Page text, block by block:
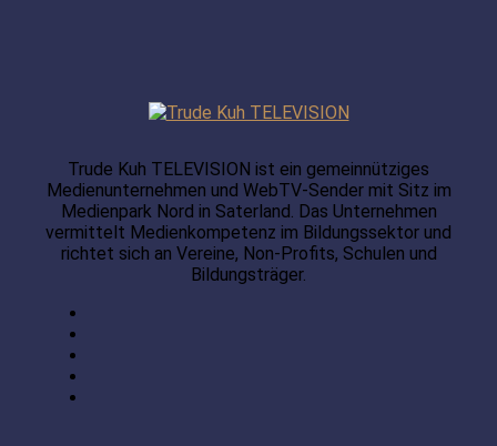
Trude Kuh TELEVISION ist ein gemeinnütziges
Medienunternehmen und WebTV-Sender mit Sitz im
Medienpark Nord in Saterland. Das Unternehmen
vermittelt Medienkompetenz im Bildungssektor und
richtet sich an Vereine, Non-Profits, Schulen und
Bildungsträger.